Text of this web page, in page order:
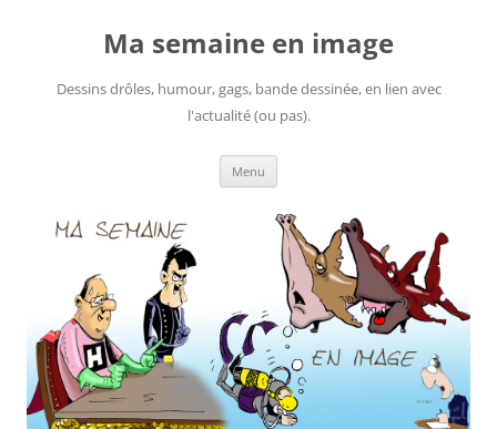
Ma semaine en image
Dessins drôles, humour, gags, bande dessinée, en lien avec
l'actualité (ou pas).
Menu